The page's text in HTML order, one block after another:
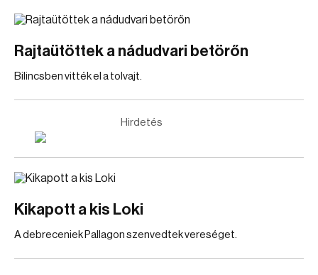
Rajtaütöttek a nádudvari betörőn
Bilincsben vitték el a tolvajt.
Hirdetés
Kikapott a kis Loki
A debreceniek Pallagon szenvedtek vereséget.